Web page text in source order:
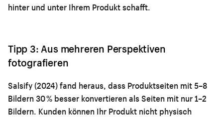
hinter und unter Ihrem Produkt schafft.
Tipp 3: Aus mehreren Perspektiven
fotografieren
Salsify (2024) fand heraus, dass Produktseiten mit 5–8
Bildern 30 % besser konvertieren als Seiten mit nur 1–2
Bildern. Kunden können Ihr Produkt nicht physisch